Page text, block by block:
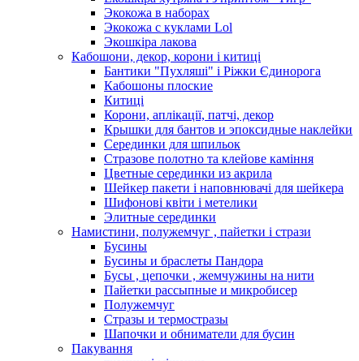
Экокожа в наборах
Экокожа с куклами Lol
Экошкiра лакова
Кабошони, декор, корони і китиці
Бантики "Пухляші" і Ріжки Єдинорога
Кабошоны плоские
Китиці
Корони, аплікації, патчі, декор
Крышки для бантов и эпоксидные наклейки
Серединки для шпильок
Стразове полотно та клейове каміння
Цветные серединки из акрила
Шейкер пакети і наповнювачі для шейкера
Шифонові квіти і метелики
Элитные серединки
Намистини, полужемчуг , пайетки і стрази
Бусины
Бусины и браслеты Пандора
Бусы , цепочки , жемчужины на нити
Пайетки рассыпные и микробисер
Полужемчуг
Стразы и термостразы
Шапочки и обниматели для бусин
Пакування